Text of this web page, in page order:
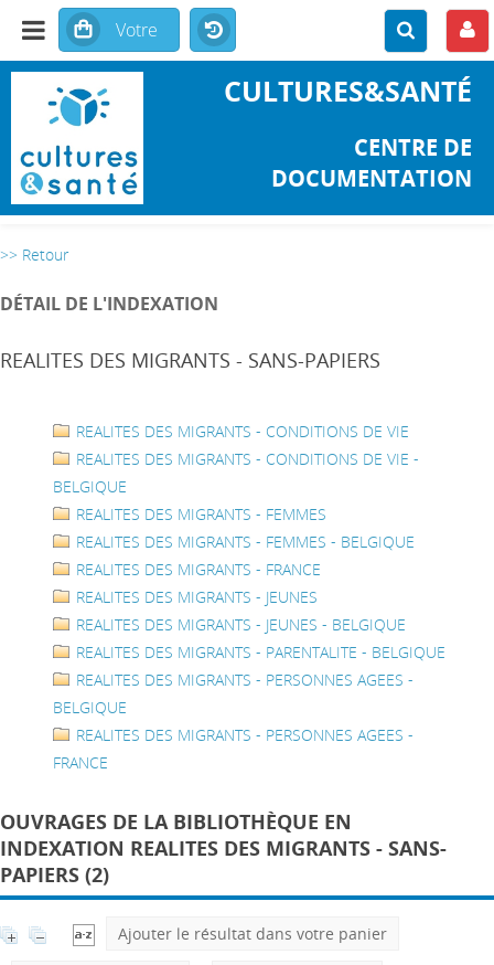
CULTURES&SANTÉ
CENTRE DE
DOCUMENTATION
>> Retour
DÉTAIL DE L'INDEXATION
REALITES DES MIGRANTS - SANS-PAPIERS
REALITES DES MIGRANTS - CONDITIONS DE VIE
REALITES DES MIGRANTS - CONDITIONS DE VIE -
BELGIQUE
REALITES DES MIGRANTS - FEMMES
REALITES DES MIGRANTS - FEMMES - BELGIQUE
REALITES DES MIGRANTS - FRANCE
REALITES DES MIGRANTS - JEUNES
REALITES DES MIGRANTS - JEUNES - BELGIQUE
REALITES DES MIGRANTS - PARENTALITE - BELGIQUE
REALITES DES MIGRANTS - PERSONNES AGEES -
BELGIQUE
REALITES DES MIGRANTS - PERSONNES AGEES -
FRANCE
OUVRAGES DE LA BIBLIOTHÈQUE EN
INDEXATION REALITES DES MIGRANTS - SANS-
PAPIERS (2)
Ajouter le résultat dans votre panier